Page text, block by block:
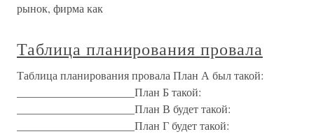
рынок, фирма как
Таблица планирования провала
Таблица планирования провала План А был такой:
_____________________План Б такой:
_____________________План В будет такой:
_____________________План Г будет такой: